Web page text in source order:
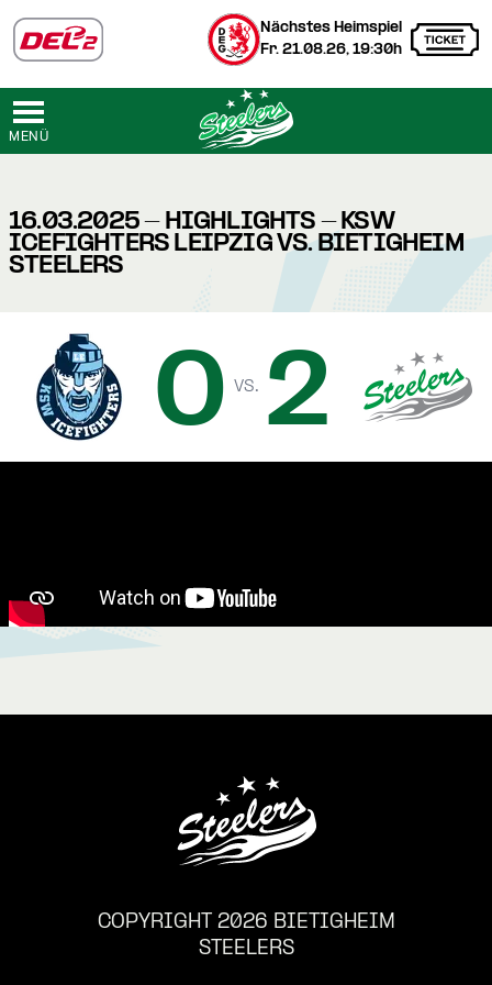
Nächstes Heimspiel
Fr. 21.08.26, 19:30h
MENÜ
16.03.2025 - HIGHLIGHTS - KSW
ICEFIGHTERS LEIPZIG VS. BIETIGHEIM
STEELERS
0 vs. 2
COPYRIGHT 2026 BIETIGHEIM
STEELERS